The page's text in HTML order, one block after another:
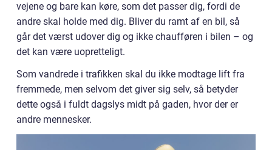
vejene og bare kan køre, som det passer dig, fordi de
andre skal holde med dig. Bliver du ramt af en bil, så
går det værst udover dig og ikke chaufføren i bilen – og
det kan være uopretteligt.
Som vandrede i trafikken skal du ikke modtage lift fra
fremmede, men selvom det giver sig selv, så betyder
dette også i fuldt dagslys midt på gaden, hvor der er
andre mennesker.